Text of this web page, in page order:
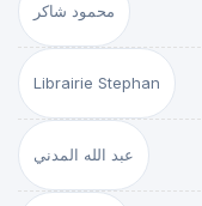
محمود شاكر
Librairie Stephan
عبد الله المدني